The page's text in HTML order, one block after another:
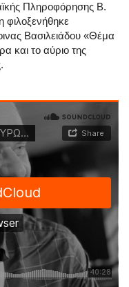
Πληροφόρησης Β.
φιλοξενήθηκε
Βασιλειάδου «Θέμα
και το αύριο της